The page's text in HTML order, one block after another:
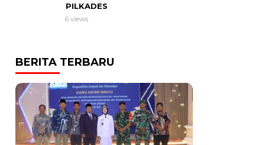
PILKADES
6 views
BERITA TERBARU